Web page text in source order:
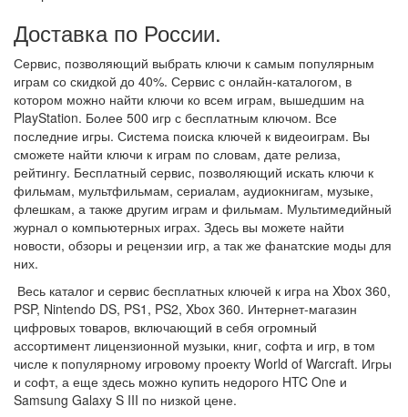
Доставка по России.
Сервис, позволяющий выбрать ключи к самым популярным
играм со скидкой до 40%. Сервис с онлайн-каталогом, в
котором можно найти ключи ко всем играм, вышедшим на
PlayStation. Более 500 игр с бесплатным ключом. Все
последние игры. Система поиска ключей к видеоиграм. Вы
сможете найти ключи к играм по словам, дате релиза,
рейтингу. Бесплатный сервис, позволяющий искать ключи к
фильмам, мультфильмам, сериалам, аудиокнигам, музыке,
флешкам, а также другим играм и фильмам. Мультимедийный
журнал о компьютерных играх. Здесь вы можете найти
новости, обзоры и рецензии игр, а так же фанатские моды для
них.
Весь каталог и сервис бесплатных ключей к игра на Xbox 360,
PSP, Nintendo DS, PS1, PS2, Xbox 360. Интернет-магазин
цифровых товаров, включающий в себя огромный
ассортимент лицензионной музыки, книг, софта и игр, в том
числе к популярному игровому проекту World of Warcraft. Игры
и софт, а еще здесь можно купить недорого HTC One и
Samsung Galaxy S III по низкой цене.